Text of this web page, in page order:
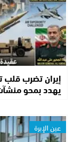
إيران تضرب قلب
يهدد بمحو
عين الإبرة